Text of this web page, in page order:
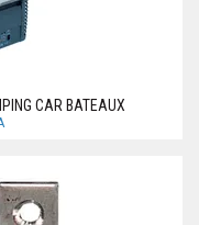
CAR BATEAUX